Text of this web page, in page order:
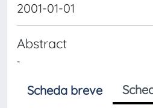
2001-01-01
Abstract
-
Scheda breve